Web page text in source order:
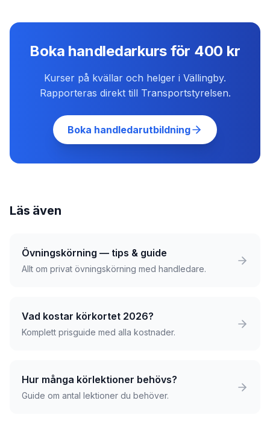
Boka handledarkurs för 400 kr
Kurser på kvällar och helger i Vällingby.
Rapporteras direkt till Transportstyrelsen.
Boka handledarutbildning
Läs även
Övningskörning — tips & guide
Allt om privat övningskörning med handledare.
Vad kostar körkortet 2026?
Komplett prisguide med alla kostnader.
Hur många körlektioner behövs?
Guide om antal lektioner du behöver.